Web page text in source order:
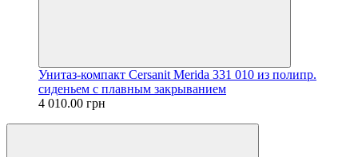
Унитаз-компакт Cersanit Merida 331 010 из полипр.
сиденьем с плавным закрыванием
4 010.00 грн